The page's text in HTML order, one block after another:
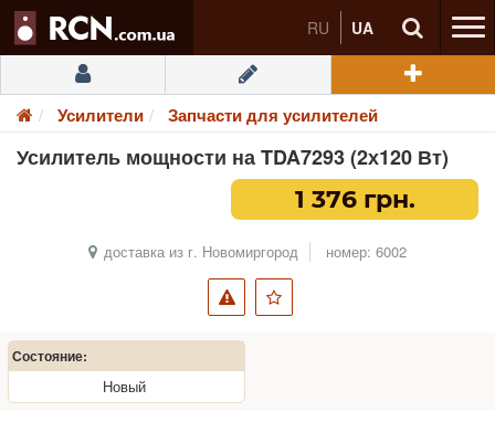
RU UA
Усилители Запчасти для усилителей
Усилитель мощности на TDA7293 (2х120 Вт)
1 376 грн.
доставка из г. Новомиргород номер: 6002
Состояние:
Новый